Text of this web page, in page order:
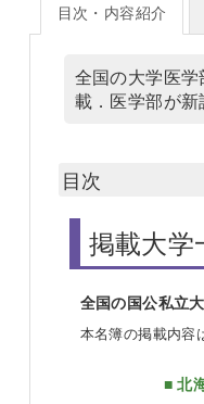
目次・内容紹介
全国の大学医
載．医学部が
目次
掲載大学
全国の国公私立
本名簿の掲載内容
■ 北